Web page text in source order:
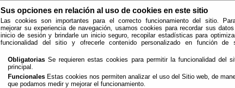
Sus opciones en relación al uso de cookies en este sitio
Las cookies son importantes para el correcto funcionamiento del sitio.
mejorar su experiencia de navegación, usamos cookies para recordar sus
inicio de sesión y brindarle un inicio seguro, recopilar estadísticas para
funcionalidad del sitio y ofrecerle contenido personalizado en función de
Obligatorias Se requieren estas cookies para permitir la funcionalidad del
principal.
Funcionales Estas cookies nos permiten analizar el uso del Sitio web, de
que podamos medir y mejorar el funcionamiento.